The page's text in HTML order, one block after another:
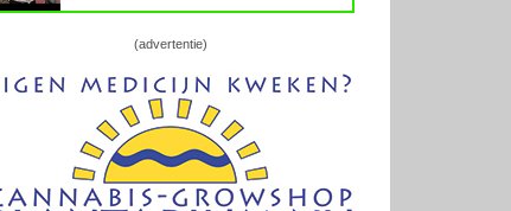
(advertentie)